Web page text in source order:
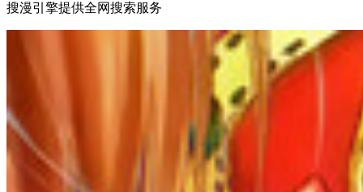
搜漫引擎提供全网搜索服务